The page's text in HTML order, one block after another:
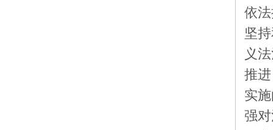
依
坚
义
推
实
强